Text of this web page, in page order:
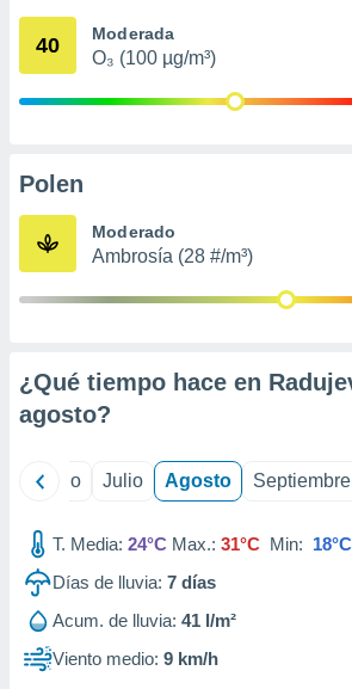
mediante
publicidad
de
40 Moderada
O₃ (100 µg/m³)
Polen
Moderado
Ambrosía (28 #/m³)
¿Qué tiempo hace en
agosto?
Junio Julio Agosto Septiembre
T. Media: 24°C Max.: 31°C Min: 18°C
Días de lluvia: 7 días
Acum. de lluvia: 41 l/m²
Viento medio: 9 km/h